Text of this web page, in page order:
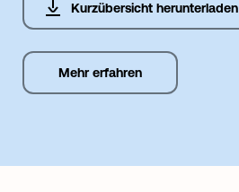
Kurzübersicht herunterladen
Mehr erfahren